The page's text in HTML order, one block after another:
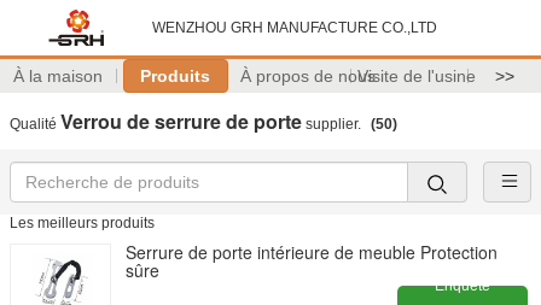
WENZHOU GRH MANUFACTURE CO.,LTD
À la maison Produits À propos de nousVisite de l'usine >>
Qualité Verrou de serrure de porte supplier. (50)
Les meilleurs produits
Serrure de porte intérieure de meuble Protection
sûre
Enquête